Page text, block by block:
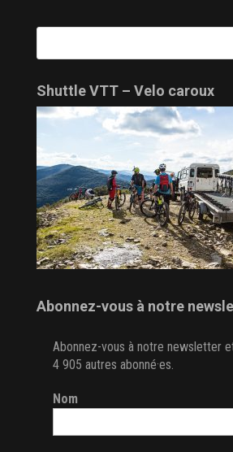
Shuttle VTT – Velo caroux
Abonnez-vous à notre
Abonnez-vous à notre newsletter
4 905 autres abonné·es.
Nom